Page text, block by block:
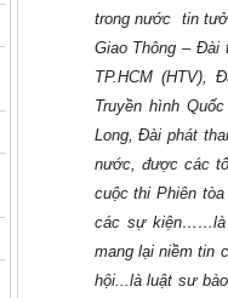
trong nước tin
Giao Thông – Đài
TP.HCM (HTV),
Truyền hình
Long, Đài phát
nước, được các
cuộc thi Phiên
các sự kiện… …là
mang lại niềm tin
hội...là luật sư